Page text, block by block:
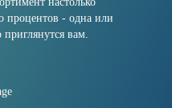
процентов - одна или
приглянутся вам.